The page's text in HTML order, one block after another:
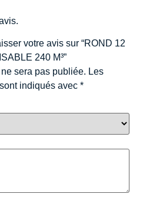
votre avis sur “ROND 12
240 M³”
sera pas publiée. Les
indiqués avec *